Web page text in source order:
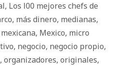
, Los l00 mejores chefs de
, más dinero, medianas,
mexicana, Mexico, micro
, negocio, negocio propio,
, organizadores, originales,